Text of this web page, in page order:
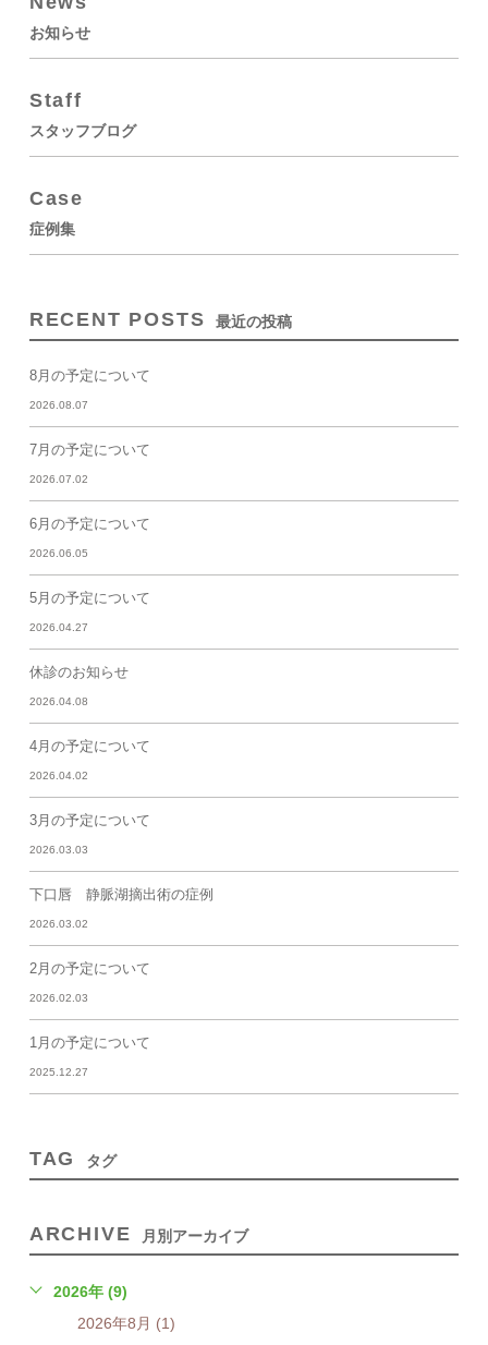
お知らせ
Staff
スタッフブログ
Case
症例集
RECENT POSTS 最近の投稿
8月の予定について
2026.08.07
7月の予定について
2026.07.02
6月の予定について
2026.06.05
5月の予定について
2026.04.27
休診のお知らせ
2026.04.08
4月の予定について
2026.04.02
3月の予定について
2026.03.03
下口唇 静脈湖摘出術の症例
2026.03.02
2月の予定について
2026.02.03
1月の予定について
2025.12.27
TAG タグ
ARCHIVE 月別アーカイブ
2026年 (9)
2026年8月 (1)